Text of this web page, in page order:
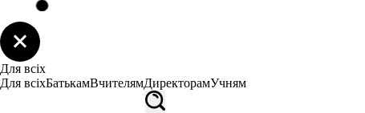
Для всіх
Для всіхБатькамВчителямДиректорамУчням